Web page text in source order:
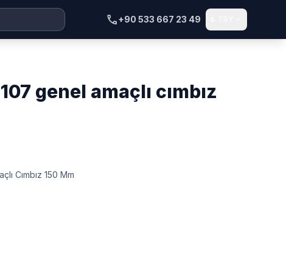
call+90 533 667 23 49
Cımbız 150 Mm